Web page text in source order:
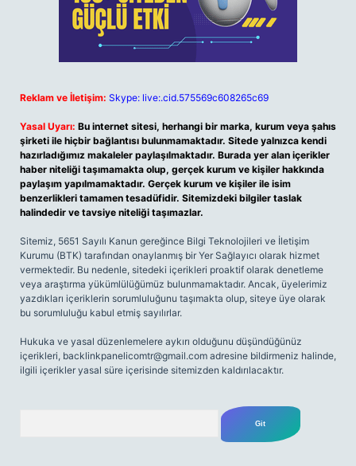
Reklam ve İletişim: Skype: live:.cid.575569c608265c69
Yasal Uyarı: Bu internet sitesi, herhangi bir marka, kurum veya şahıs
şirketi ile hiçbir bağlantısı bulunmamaktadır. Sitede yalnızca kendi
hazırladığımız makaleler paylaşılmaktadır. Burada yer alan içerikler
haber niteliği taşımamakta olup, gerçek kurum ve kişiler hakkında
paylaşım yapılmamaktadır. Gerçek kurum ve kişiler ile isim
benzerlikleri tamamen tesadüfidir. Sitemizdeki bilgiler taslak
halindedir ve tavsiye niteliği taşımazlar.
Sitemiz, 5651 Sayılı Kanun gereğince Bilgi Teknolojileri ve İletişim
Kurumu (BTK) tarafından onaylanmış bir Yer Sağlayıcı olarak hizmet
vermektedir. Bu nedenle, sitedeki içerikleri proaktif olarak denetleme
veya araştırma yükümlülüğümüz bulunmamaktadır. Ancak, üyelerimiz
yazdıkları içeriklerin sorumluluğunu taşımakta olup, siteye üye olarak
bu sorumluluğu kabul etmiş sayılırlar.
Hukuka ve yasal düzenlemelere aykırı olduğunu düşündüğünüz
içerikleri, backlinkpanelicomtr@gmail.com adresine bildirmeniz halinde,
ilgili içerikler yasal süre içerisinde sitemizden kaldırılacaktır.